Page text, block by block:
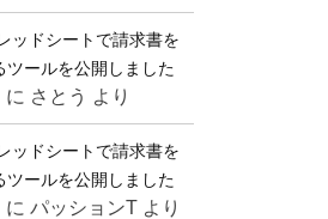
ッドシートで請求書を
ツールを公開しました
に さとう より
ッドシートで請求書を
ツールを公開しました
に パッションT より